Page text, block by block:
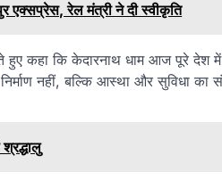
रेल मंत्री ने दी स्वीकृति
हुए कहा कि केदारनाथ धाम आज पूरे देश
नहीं, बल्कि आस्था और सुविधा का